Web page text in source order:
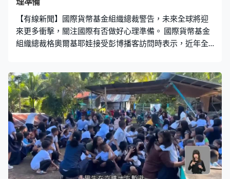
理準備
【有線新聞】國際貨幣基金組織總裁警告，未來全球將迎
來更多衝擊，關注國際有否做好心理準備。 國際貨幣基金
組織總裁格奧爾基耶娃接受彭博播客訪問時表示，近年全
心我們還未完全內化這件事，未來世界將會是這樣，不會
是一個沒有衝擊的地方。」 她又認為社會尚未充分理解全
球化引發的反彈，不希望人工智能發展會重蹈覆轍。格奧
爾基耶娃：「整體世界經濟表現更好，但很多地區因失去
工作機會而被掏空，而且沒有得到足夠關注，我非常不希
望見到人工智能重蹈覆轍。」國際貨幣基金組織早前基於
中東局勢下調全球經濟增長預測，組織將於7月更新指引。